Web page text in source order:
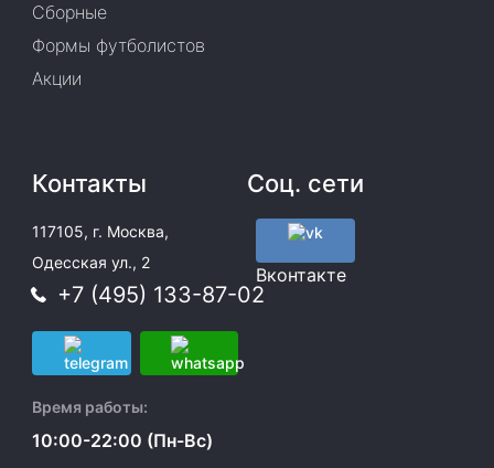
Сборные
Формы футболистов
Акции
Контакты
117105, г. Москва,
Одесская ул., 2
+7 (495) 133-87-02
Время работы:
10:00-22:00 (Пн-Вс)
Соц. сети
Вконтакте